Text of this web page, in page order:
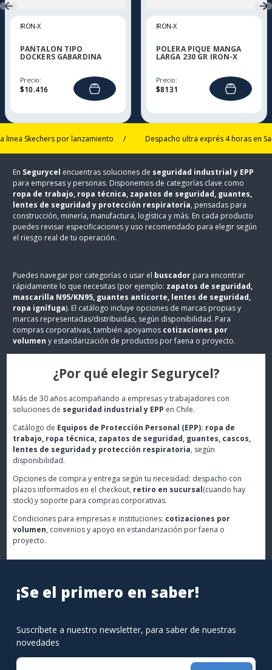
IRON-X
PANTALON TIPO
DOCKERS GABARDINA
Precio:
$10.416
IRON-X
POLERA PIQUE MANGA
LARGA 230 GR IRON-X
Precio:
$8131
Skechers por lanzamiento / Despacho ultra exprés 4 horas en
En Segurycel encuentras soluciones de seguridad industrial y EPP
para empresas y personas. Disponemos de categorías clave como
ropa de trabajo, ropa técnica, zapatos de seguridad, guantes,
lentes de seguridad y protección respiratoria, pensadas para
construcción, minería, manufactura, logística y más. En cada producto
puedes revisar especificaciones y uso recomendado para elegir según
el riesgo real de tu operación.
Puedes navegar por categorías o usar el buscador para encontrar
rápidamente lo que necesitas (por ejemplo: zapatos de seguridad,
mascarilla N95/KN95, guantes anticorte, lentes de seguridad,
ropa ignífuga). El catálogo incluye opciones de marcas propias y
marcas representadas/distribuidas, según disponibilidad. Para
compras corporativas, también apoyamos cotizaciones por
volumen y estandarización de productos por faena o proyecto.
¿Por qué elegir Segurycel?
Más de 30 años acompañando a empresas y trabajadores con
soluciones de seguridad industrial y EPP en Chile.
Catálogo de Equipos de Protección Personal (EPP): ropa de
trabajo, ropa técnica, zapatos de seguridad, guantes, cascos,
lentes de seguridad y protección respiratoria, según
disponibilidad.
Opciones de compra y entrega según tu necesidad: despacho con
plazos informados en el checkout, retiro en sucursal(cuando hay
stock) y soporte para compras corporativas.
Condiciones para empresas e instituciones: cotizaciones por
volumen, convenios y apoyo en estandarización por faena o
proyecto.
¡Se el primero en saber!
Suscríbete a nuestro newsletter, para saber de nuestras
novedades